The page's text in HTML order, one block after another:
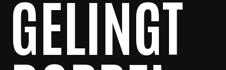
GELINGT